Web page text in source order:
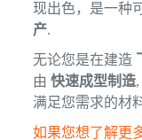
现出色，是一种
产.
无论您是在建造
由 快速成型制造,
满足您需求的材
如果您想了解更